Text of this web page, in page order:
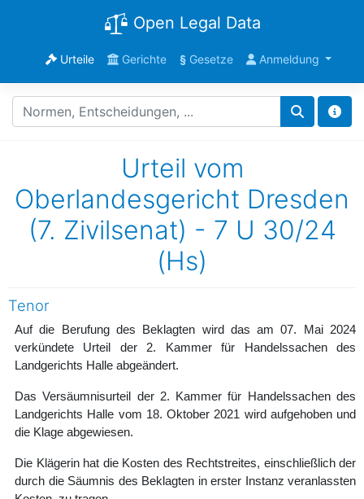
Open Legal Data
Urteile Gerichte §Gesetze Anmeldung
Urteil vom
Oberlandesgericht Dresden
(7. Zivilsenat) - 7 U 30/24
(Hs)
Tenor
Auf die Berufung des Beklagten wird das am 07. Mai 2024
verkündete Urteil der 2. Kammer für Handelssachen des
Landgerichts Halle abgeändert.
Das Versäumnisurteil der 2. Kammer für Handelssachen des
Landgerichts Halle vom 18. Oktober 2021 wird aufgehoben und
die Klage abgewiesen.
Die Klägerin hat die Kosten des Rechtstreites, einschließlich der
durch die Säumnis des Beklagten in erster Instanz veranlassten